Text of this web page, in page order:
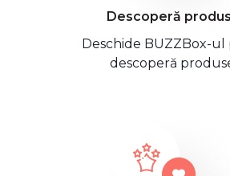
Descoperă
Deschide BUZZBox-ul
descoperă